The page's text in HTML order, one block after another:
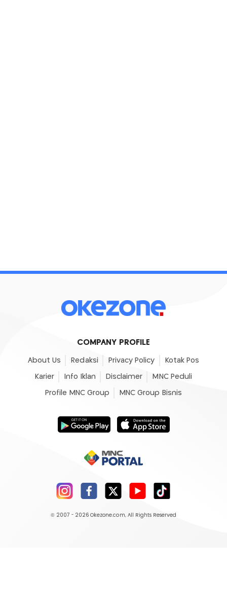
COMPANY PROFILE
About Us Redaksi Privacy Policy Kotak Pos
Karier Info Iklan Disclaimer MNC Peduli
Profile MNC Group MNC Group Bisnis
© 2007 - 2026 Okezone.com, All Rights Reserved